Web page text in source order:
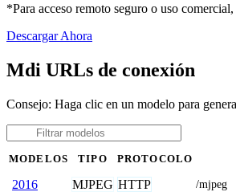
*Para acceso remoto seguro o uso
Descargar Ahora
Mdi URLs de conexión
Consejo: Haga clic en un modelo para
MODELOS TIPO PROTOCOLO
2016 MJPEG HTTP /mjpeg